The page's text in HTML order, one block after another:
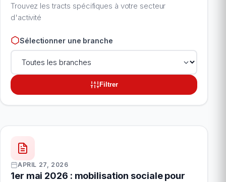
Trouvez les tracts spécifiques à votre secteur
d'activité
Sélectionner une branche
Filtrer
APRIL 27, 2026
1er mai 2026 : mobilisation sociale pour